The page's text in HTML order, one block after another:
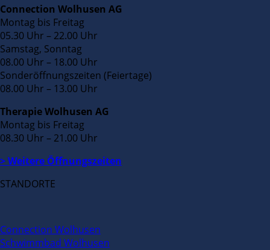
Connection Wolhusen AG
Montag bis Freitag
05.30 Uhr – 22.00 Uhr
Samstag, Sonntag
08.00 Uhr – 18.00 Uhr
Sonderöffnungszeiten (Feiertage)
08.00 Uhr – 13.00 Uhr
Therapie Wolhusen AG
Montag bis Freitag
08.30 Uhr – 21.00 Uhr
> Weitere Öffnungszeiten
STANDORTE
Connection Wolhusen
Schwimmbad Wolhusen